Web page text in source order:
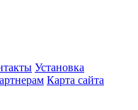
Установка
Карта сайта